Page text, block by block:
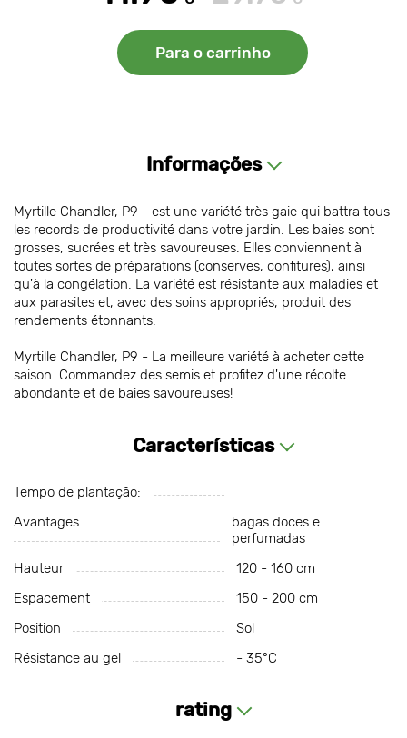
Para o carrinho
Informações
Myrtille Chandler, P9 - est une variété très gaie qui battra tous
les records de productivité dans votre jardin. Les baies sont
grosses, sucrées et très savoureuses. Elles conviennent à
toutes sortes de préparations (conserves, confitures), ainsi
qu'à la congélation. La variété est résistante aux maladies et
aux parasites et, avec des soins appropriés, produit des
rendements étonnants.
Myrtille Chandler, P9 - La meilleure variété à acheter cette
saison. Commandez des semis et profitez d'une récolte
abondante et de baies savoureuses!
Características
Tempo de plantação:
Avantages
bagas doces e
perfumadas
Hauteur
120 - 160 cm
Espacement
150 - 200 cm
Position
Sol
Résistance au gel
- 35°С
rating